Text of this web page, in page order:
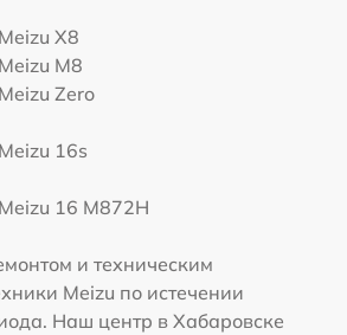
Meizu X8
Meizu M8
Meizu Zero
Meizu 16s
Meizu 16 M872H
и техническим
Meizu по истечении
Наш центр в Хабаровске